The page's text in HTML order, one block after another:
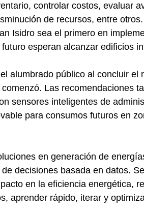
controlar costos, evaluar
de recursos, entre
Isidro sea el primero en
esperan alcanzar edificios
alumbrado público al concluir el
Las recomendaciones
sensores inteligentes de
para consumos futuros en
en generación de
decisiones basada en datos.
en la eficiencia energética,
aprender rápido, iterar y